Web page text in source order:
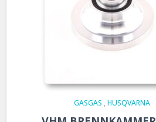
GASGAS , HUSQVARNA